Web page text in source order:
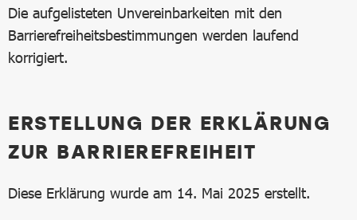
Die aufgelisteten Unvereinbarkeiten mit den
Barrierefreiheitsbestimmungen werden laufend
korrigiert.
ERSTELLUNG DER ERKLÄRUNG
ZUR BARRIEREFREIHEIT
Diese Erklärung wurde am 14. Mai 2025 erstellt.